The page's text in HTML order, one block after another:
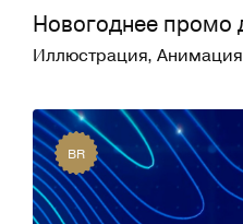
Иллюстрация, Анимация
BR